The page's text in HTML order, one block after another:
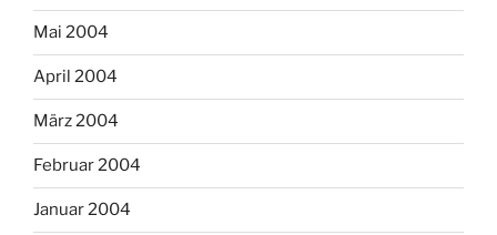
Mai 2004
April 2004
März 2004
Februar 2004
Januar 2004